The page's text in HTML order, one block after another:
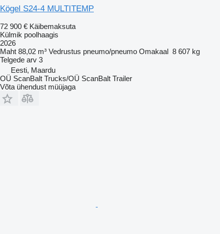
Kögel S24-4 MULTITEMP
72 900 € Käibemaksuta
Külmik poolhaagis
2026
Maht 88,02 m³ Vedrustus pneumo/pneumo Omakaal 8 607 kg
Telgede arv 3
Eesti, Maardu
OÜ ScanBalt Trucks/OÜ ScanBalt Trailer
Võta ühendust müüjaga